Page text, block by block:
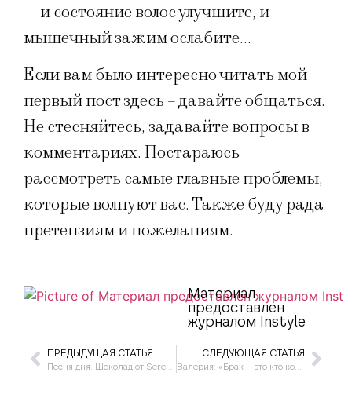
— и состояние волос улучшите, и
мышечный зажим ослабите…
Если вам было интересно читать мой
первый пост здесь – давайте общаться.
Не стесняйтесь, задавайте вопросы в
комментариях. Постараюсь
рассмотреть самые главные проблемы,
которые волнуют вас. Также буду рада
претензиям и пожеланиям.
Материал
предоставлен
журналом Instyle
ПРЕДЫДУЩАЯ СТАТЬЯ СЛЕДУЮЩАЯ СТАТЬЯ
Валерия: «Брак – это кто кого перетерпит»